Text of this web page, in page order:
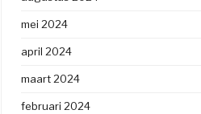
mei 2024
april 2024
maart 2024
februari 2024